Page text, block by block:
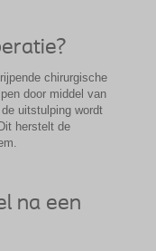
chirurgische
door middel van
uitstulping wordt
herstelt de
na een